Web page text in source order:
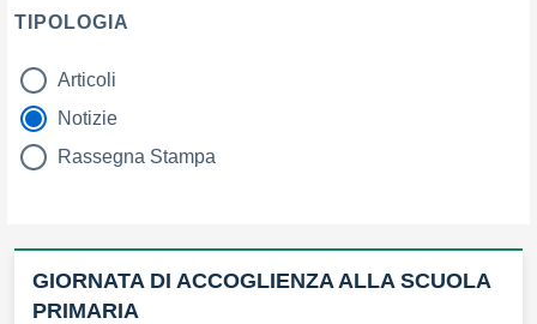
TIPOLOGIA
tipologia di articoli
Articoli
Notizie
Rassegna Stampa
GIORNATA DI ACCOGLIENZA ALLA SCUOLA
PRIMARIA